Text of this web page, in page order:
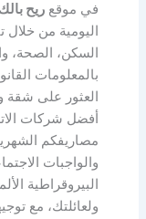
في موقع ريح بالك 24
اليومية من
السكن، الصحة،
العثور على شقة
أفضل شركات
مصاريفكم
والواجبات
البيروقراطية
ولعائلتك، مع